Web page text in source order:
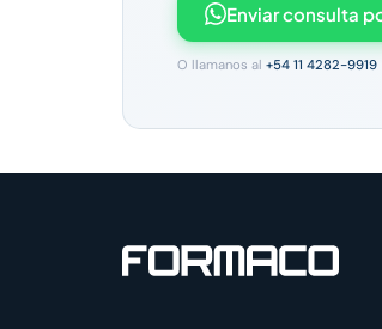
Enviar consulta
O llamanos al +54 11 4282-9919